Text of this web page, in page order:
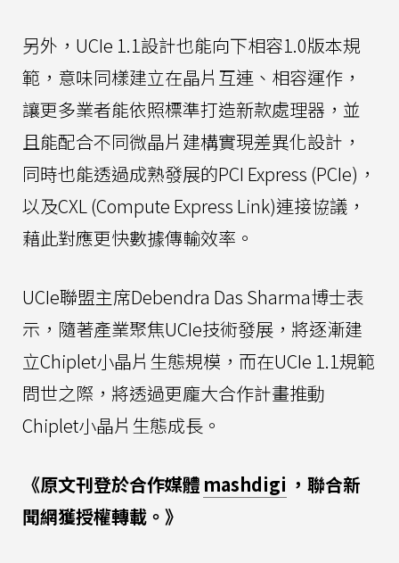
另外，UCIe 1.1設計也能向下相容1.0版本規
範，意味同樣建立在晶片互連、相容運作，
讓更多業者能依照標準打造新款處理器，並
且能配合不同微晶片建構實現差異化設計，
同時也能透過成熟發展的PCI Express (PCIe)，
以及CXL (Compute Express Link)連接協議，
藉此對應更快數據傳輸效率。
UCIe聯盟主席Debendra Das Sharma博士表
示，隨著產業聚焦UCIe技術發展，將逐漸建
立Chiplet小晶片生態規模，而在UCIe 1.1規範
問世之際，將透過更龐大合作計畫推動
Chiplet小晶片生態成長。
《原文刊登於合作媒體 mashdigi ，聯合新
聞網獲授權轉載。》